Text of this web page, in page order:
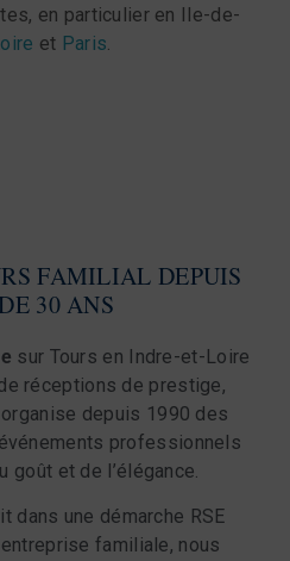
en particulier en Ile-de-
et Paris.
FAMILIAL DEPUIS
30 ANS
sur Tours en Indre-et-Loire
réceptions de prestige,
depuis 1990 des
professionnels
goût et de l’élégance.
dans une démarche RSE
familiale, nous